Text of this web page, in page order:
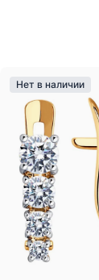
Нет в наличии